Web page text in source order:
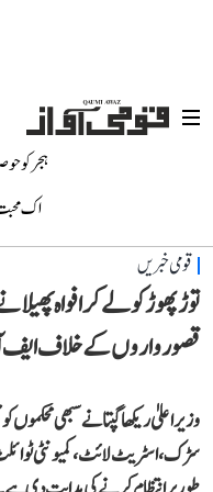
ہجر کو
اک
قومی خبریں
توڑ پھوڑ کو لے کر افواہ
قصورواروں کے خلاف ایف
وزیر اعلیٰ ریکھا گپتا نے سبھی محکموں
سڑک، اسٹریٹ لائٹ، کمیونٹی